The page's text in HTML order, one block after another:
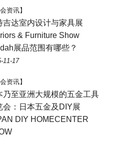
资讯】
吉达室内设计与家具展
& Furniture Show
展品范围有哪些？
11-17
资讯】
乃至亚洲大规模的五金工具
会：日本五金及DIY展
DIY HOMECENTER